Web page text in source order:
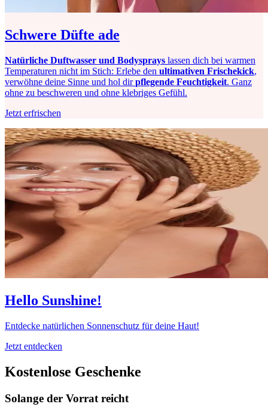
Schwere Düfte ade
Natürliche Duftwasser und Bodysprays lassen dich bei warmen
Temperaturen nicht im Stich: Erlebe den ultimativen Frischekick,
verwöhne deine Sinne und hol dirpflegende Feuchtigkeit. Ganz
ohne zu beschweren und ohne klebriges Gefühl.
Jetzt erfrischen
Hello Sunshine!
Entdecke natürlichen Sonnenschutz für deine Haut!
Jetzt entdecken
Kostenlose Geschenke
Solange der Vorrat reicht